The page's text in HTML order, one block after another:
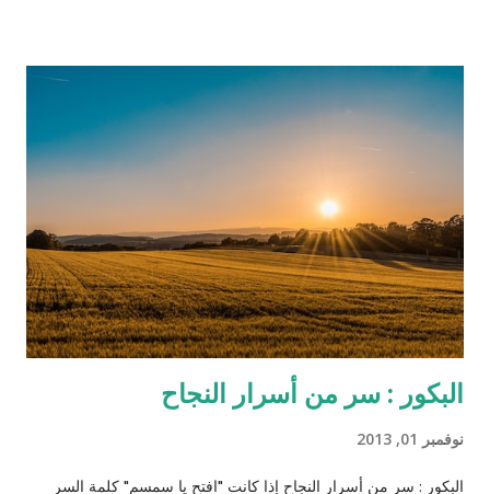
كمان) الذي قرر مساعدته لتحرير زوجته من العبودية بعد أن عرف أنها
تعيش في مزرعة الإقطاعي كاندي الذي يمتلك الكثير من العبيد (اللي
بده يحضر الفيلم ما يكمل قراءة!). تسير كل الأمور على ما يرام حتى
يلاحظ رئيس الخدم علاقة خفية صعب إخفاءها بين الزوج وزوجته، وقد
كان رئيس الخدم ستيفين معروف بولائه الذي لا يعرف الحدود
والمصلحة المادية بل ظهر متيماً بسيده وأكثر غلظة منه على سائر
العبيد، واكتشف خطة جانجو وا...
البكور : سر من أسرار النجاح
نوفمبر 01, 2013
البكور : سر من أسرار النجاح إذا كانت "افتح يا سمسم" كلمة السر